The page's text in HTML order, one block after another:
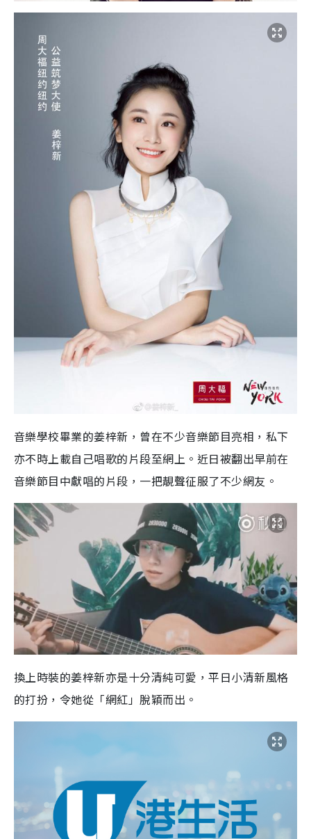
音樂學校畢業的姜梓新，曾在不少音樂節目亮相，私下
亦不時上載自己唱歌的片段至網上。近日被翻出早前在
音樂節目中獻唱的片段，一把靚聲征服了不少網友。
換上時裝的姜梓新亦是十分清純可愛，平日小清新風格
的打扮，令她從「網紅」脫穎而出。